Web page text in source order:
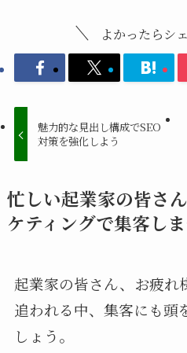
よかったらシ
魅力的な見出し構成でSEO
対策を強化しよう
忙しい起業家の皆さ
ケティングで集客し
起業家の皆さん、お疲れ
追われる中、集客にも頭
しょう。